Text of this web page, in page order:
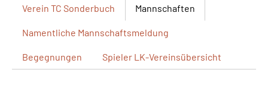
Verein TC Sonderbuch Mannschaften
Namentliche Mannschaftsmeldung
Begegnungen Spieler LK-Vereinsübersicht